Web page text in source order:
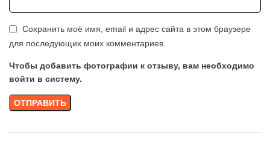
Сохранить моё имя, email и адрес сайта в этом браузере
для последующих моих комментариев.
Чтобы добавить фотографии к отзыву, вам необходимо
войти в систему.